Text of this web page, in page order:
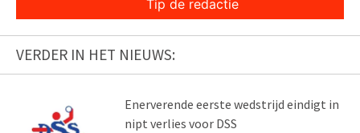
Tip de redactie
VERDER IN HET NIEUWS:
Enerverende eerste wedstrijd eindigt in
nipt verlies voor DSS